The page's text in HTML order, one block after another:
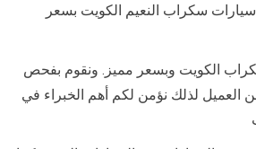
سكراب النعيم الكويت بسعر
الكويت وبسعر مميز. ونقوم بفحص
العميل لذلك نؤمن لكم أهم الخبراء في